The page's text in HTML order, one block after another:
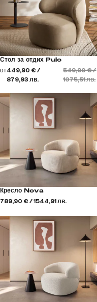
Стол за отдих Pulo
от449,90 € /
879,93 лв.
549,90 € /
1075,51 лв.
Кресло Nova
789,90 € / 1544,91 лв.